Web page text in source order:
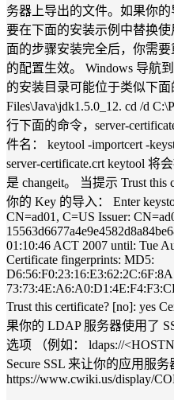
务器上导出的文件。如果你
要在下面的安装示例中替换
面的步骤安装完全后，你需
的配置生效。 Windows 导航
的安装目录可能位于类似下面
Files\Java\jdk1.5.0_12. cd /d
行下面的命令，server-
件名： keytool -importcert -
server-certificate.crt keytool
是 changeit。 当提示 Trust this
你的 Key 的导入： Enter
CN=ad01, C=US Issuer:
01:10:46 ACT 2007 until: Tue
Certificate fingerprints: MD5:
Trust this certificate? [no]: yes
果你的 LDAP 服务器使用了
选项 （例如： ldaps://
Secure SSL 来让你的应用服
https://www.cwiki.us/display/